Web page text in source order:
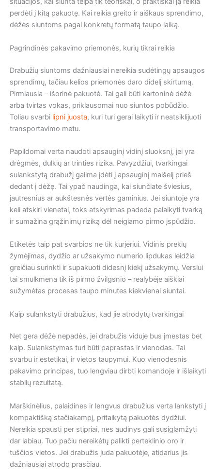
perdėti į kitą pakuotę. Kai reikia greito ir aiškaus sprendimo,
dėžės siuntoms pagal konkretų formatą taupo laiką.
Pagrindinės pakavimo priemonės, kurių tikrai reikia
Drabužių siuntoms dažniausiai nereikia sudėtingų apsaugos
sprendimų, tačiau kelios priemonės daro didelį skirtumą.
Pirmiausia – išorinė pakuotė. Tai gali būti kartoninė dėžė
arba tvirtas vokas, priklausomai nuo siuntos pobūdžio.
Toliau svarbi lipni juosta, kuri turi gerai laikyti ir neatsiklijuoti
transportavimo metu.
Papildomai verta naudoti apsauginį vidinį sluoksnį, jei yra
drėgmės, dulkių ar trinties rizika. Pavyzdžiui, tvarkingai
sulankstytą drabužį galima įdėti į apsauginį maišelį prieš
dedant į dėžę. Tai ypač naudinga, kai siunčiate šviesius,
jautresnius ar aukštesnės vertės gaminius. Jei siuntoje yra
keli atskiri vienetai, toks atskyrimas padeda palaikyti tvarką
ir sumažina grąžinimų riziką dėl neigiamo pirmo įspūdžio.
Etiketės taip pat svarbios ne tik kurjeriui. Vidinis prekių
žymėjimas, dydžio ar užsakymo numerio lipdukas leidžia
greičiau surinkti ir supakuoti didesnį kiekį užsakymų. Verslui
tai smulkmena tik iš pirmo žvilgsnio – realybėje aiškiai
sužymėtas procesas taupo minutes kiekvienai siuntai.
Kaip sulankstyti drabužius, kad jie atrodytų tvarkingai
Net gera dėžė nepadės, jei drabužis viduje bus įmestas bet
kaip. Sulankstymas turi būti paprastas ir vienodas. Tai
svarbu ir estetikai, ir vietos taupymui. Kuo vienodesnis
pakavimo principas, tuo lengviau dirbti komandoje ir išlaikyti
stabilų rezultatą.
Marškinėlius, palaidines ir lengvus drabužius verta lankstyti į
kompaktišką stačiakampį, pritaikytą pakuotės dydžiui.
Nereikia spausti per stipriai, nes audinys gali susiglamžyti
dar labiau. Tuo pačiu nereikėtų palikti perteklinio oro ir
tuščios vietos. Jei drabužis juda pakuotėje, atidarius jis
dažniausiai atrodo prasčiau.